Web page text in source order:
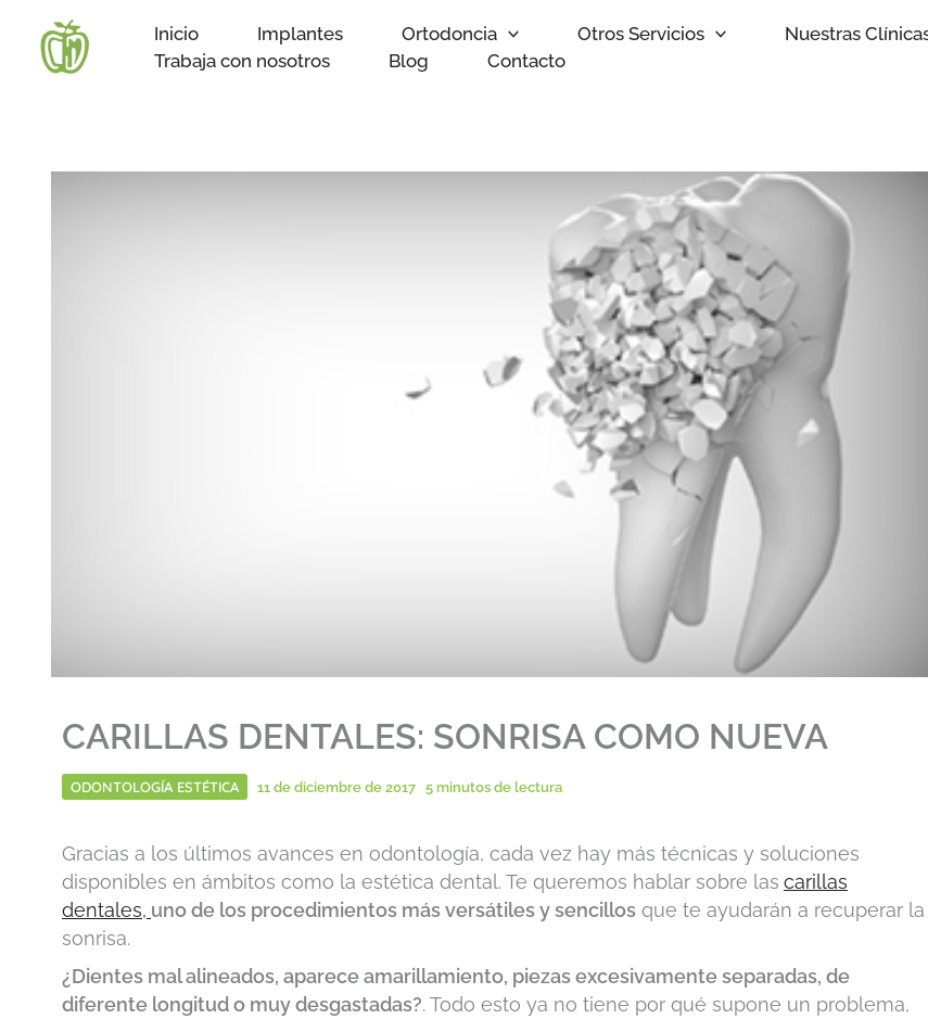
contenido
Inicio Implantes Ortodoncia Otros Servicios Nuestras
Trabaja con nosotros
Blog Contacto
CARILLAS DENTALES: SONRISA COMO NUEVA
ODONTOLOGÍA ESTÉTICA 11 de diciembre de 2017 5 minutos de lectura
Gracias a los últimos avances en odontología, cada vez hay más técnicas y soluciones
disponibles en ámbitos como la estética dental. Te queremos hablar sobre las carillas
dentales, uno de los procedimientos más versátiles y sencillos que te ayudarán a recuperar la
sonrisa.
¿Dientes mal alineados, aparece amarillamiento, piezas excesivamente separadas, de
diferente longitud o muy desgastadas?. Todo esto ya no tiene por qué supone un problema,